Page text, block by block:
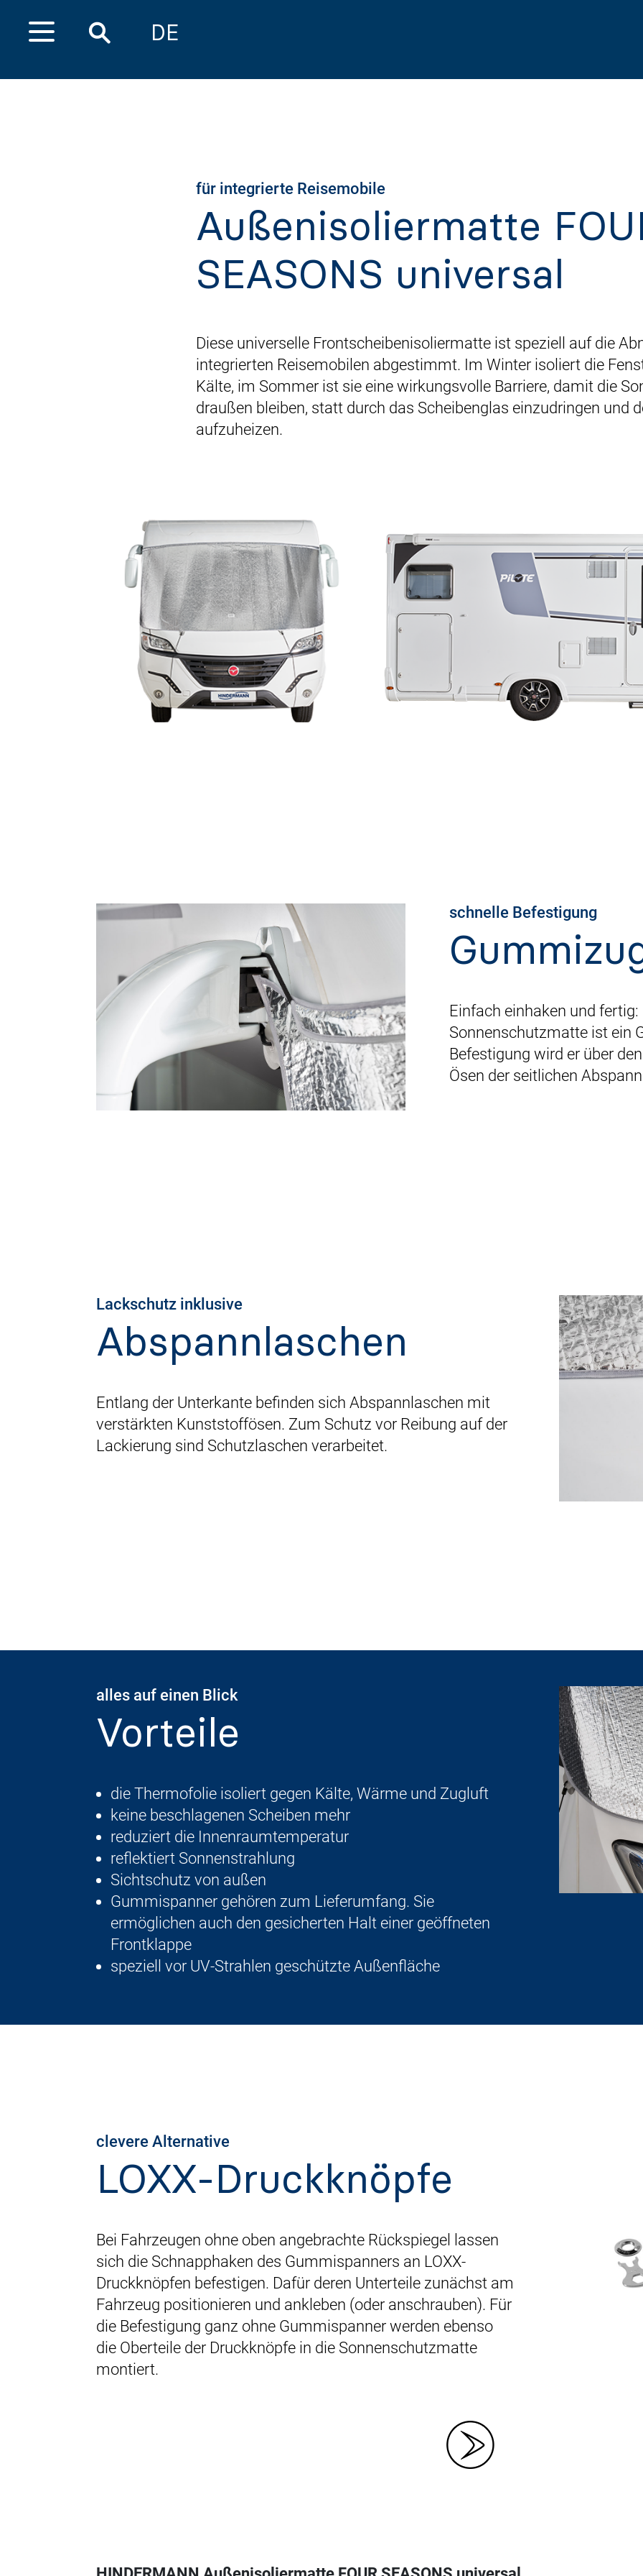
DE
für integrierte Reisemobile
Außenisoliermatte
SEASONS universal
Diese universelle Frontscheibenisoliermatte ist speziell auf die
integrierten Reisemobilen abgestimmt. Im Winter isoliert die
Kälte, im Sommer ist sie eine wirkungsvolle Barriere, damit die
draußen bleiben, statt durch das Scheibenglas einzudringen und
aufzuheizen.
schnelle Befestigung
Einfach einhaken und
Sonnenschutzmatte ist ein
Befestigung wird er über
Ösen der seitlichen
Lackschutz inklusive
Abspannlaschen
Entlang der Unterkante befinden sich Abspannlaschen mit
verstärkten Kunststoffösen. Zum Schutz vor Reibung auf der
Lackierung sind Schutzlaschen verarbeitet.
alles auf einen Blick
Vorteile
die Thermofolie isoliert gegen Kälte, Wärme und Zugluft
keine beschlagenen Scheiben mehr
reduziert die Innenraumtemperatur
reflektiert Sonnenstrahlung
Sichtschutz von außen
Gummispanner gehören zum Lieferumfang. Sie
ermöglichen auch den gesicherten Halt einer geöffneten
Frontklappe
speziell vor UV-Strahlen geschützte Außenfläche
clevere Alternative
LOXX-Druckknöpfe
Bei Fahrzeugen ohne oben angebrachte Rückspiegel lassen
sich die Schnapphaken des Gummispanners an LOXX-
Druckknöpfen befestigen. Dafür deren Unterteile zunächst am
Fahrzeug positionieren und ankleben (oder anschrauben). Für
die Befestigung ganz ohne Gummispanner werden ebenso
die Oberteile der Druckknöpfe in die Sonnenschutzmatte
montiert.